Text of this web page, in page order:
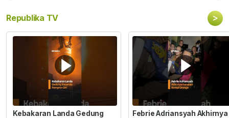
Republika TV >
Kebakaran Landa Gedung
Febrie Adriansyah Akhirnya